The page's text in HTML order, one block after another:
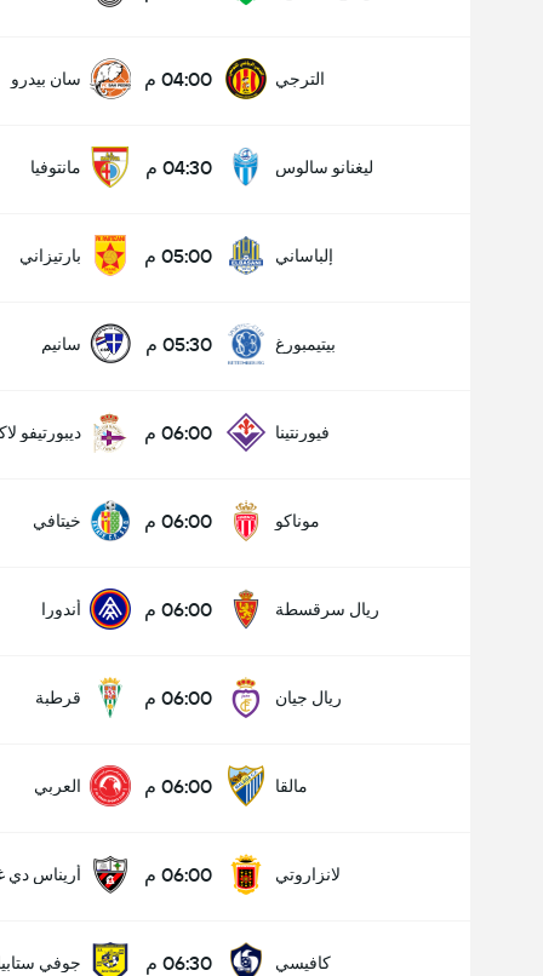
الترجي 04:00 م سان بيدرو
ليغنانو سالوس 04:30 م مانتوفيا
إلباساني 05:00 م بارتيزاني
بيتيمبورغ 05:30 م سانيم
فيورنتينا 06:00 م ديبورتيفو
موناكو 06:00 م خيتافي
ريال سرقسطة 06:00 م أندورا
ريال جيان 06:00 م قرطبة
مالقا 06:00 م العربي
لانزاروتي 06:00 م أريناس دي
كافيسي 06:30 م جوفي